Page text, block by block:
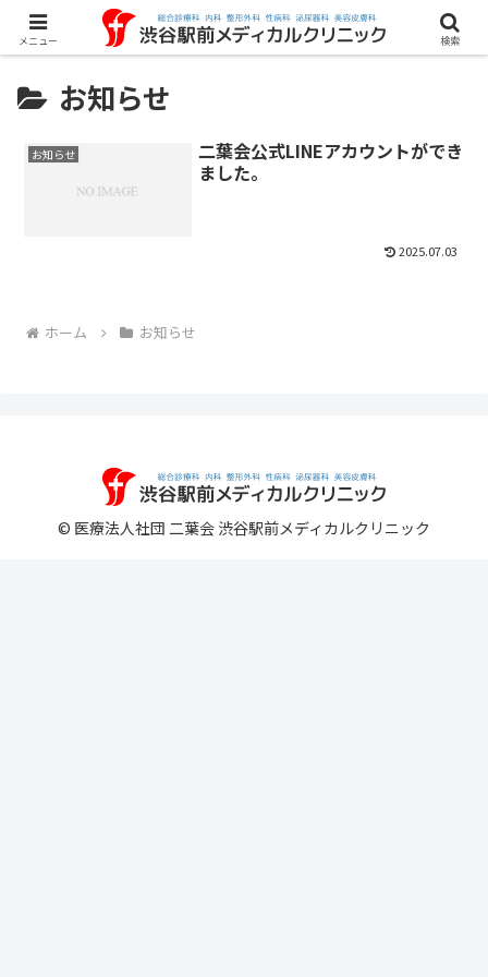
お知らせ
お知らせ
二葉会公式LINEアカウントができ
ました。
2025.07.03
ホーム お知らせ
© 医療法人社団 二葉会 渋谷駅前メディカルクリニック
メニュー 検索